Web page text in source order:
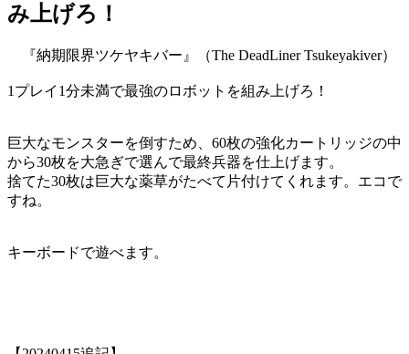
み上げろ！
『納期限界ツケヤキバー』（The DeadLiner Tsukeyakiver）
1プレイ1分未満で最強のロボットを組み上げろ！
巨大なモンスターを倒すため、60枚の強化カートリッジの中
から30枚を大急ぎで選んで最終兵器を仕上げます。
捨てた30枚は巨大な薬草がたべて片付けてくれます。エコで
すね。
キーボードで遊べます。